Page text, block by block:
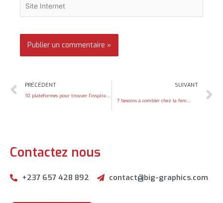
PRÉCÉDENT
10 plateformes pour trouver l’inspiration
SUIVANT
7 besoins à combler chez la femme avant le 14 Février
Contactez nous
+237 657 428 892 contact@big-graphics.com